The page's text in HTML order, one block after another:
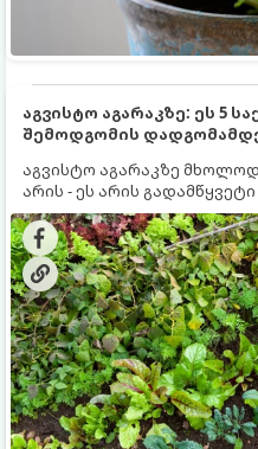
აგვისტო აგარაკზე: ეს 5
შემოდგომის
აგვისტო აგარაკზე
არის - ეს არის
ეყრება მომავალი წლის
შემოდგომა-ზამთრის
ნიადაგმა ენერგია
ზამთარს გაუძლონ,
მნიშვნელოვანი საქმის